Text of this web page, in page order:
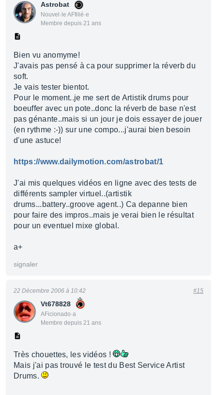
Astrobat
Nouvel·le AFfilié·e
Membre depuis 21 ans
Bien vu anomyme!
J'avais pas pensé à ca pour supprimer la réverb du
soft.
Je vais tester bientot.
Pour le moment..je me sert de Artistik drums pour
boeuffer avec un pote..donc la réverb de base n'est
pas génante..mais si un jour je dois essayer de jouer
(en rythme :-)) sur une compo...j'aurai bien besoin
d'une astuce!
https://www.dailymotion.com/astrobat/1
J'ai mis quelques vidéos en ligne avec des tests de
différents sampler virtuel..(artistik
drums...battery..groove agent..) Ca depanne bien
pour faire des impros..mais je verai bien le résultat
pour un eventuel mixe global.
a+
signaler
Vt678828
AFicionado·a
Membre depuis 21 ans
22 Décembre 2006 à 10:42 #15
Très chouettes, les vidéos !
Mais j'ai pas trouvé le test du Best Service Artist
Drums.